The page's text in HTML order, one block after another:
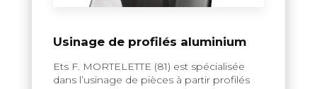
Usinage de profilés aluminium
Ets F. MORTELETTE (81) est spécialisée
dans l’usinage de pièces à partir profilés